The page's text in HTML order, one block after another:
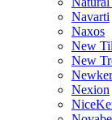
Navarti
Naxos
New
New
Newker
Nexion